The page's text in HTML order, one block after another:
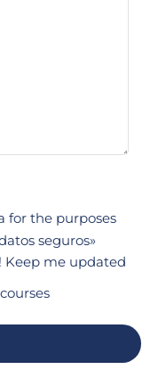
for the purposes
seguros»
Keep me updated